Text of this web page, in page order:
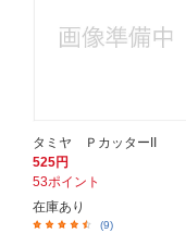
タミヤ ＰカッターII
525円
53ポイント
在庫あり
(9)